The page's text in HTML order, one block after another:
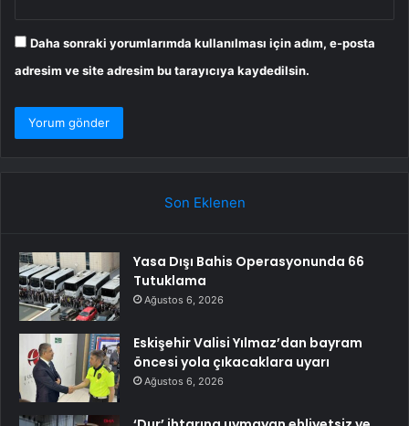
Daha sonraki yorumlarımda kullanılması için adım, e-posta
adresim ve site adresim bu tarayıcıya kaydedilsin.
Son Eklenen
Yasa Dışı Bahis Operasyonunda 66
Tutuklama
Ağustos 6, 2026
Eskişehir Valisi Yılmaz’dan bayram
öncesi yola çıkacaklara uyarı
Ağustos 6, 2026